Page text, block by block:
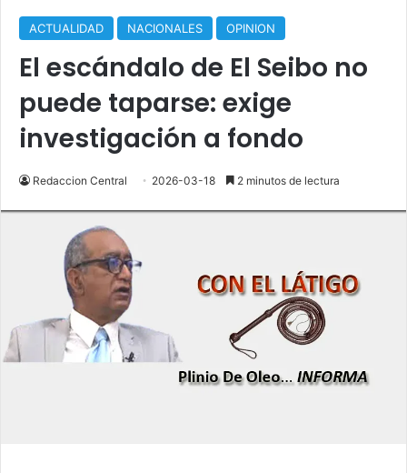
ACTUALIDAD NACIONALES OPINION
El escándalo de El Seibo no
puede taparse: exige
investigación a fondo
Redaccion Central 2026-03-18 2 minutos de lectura